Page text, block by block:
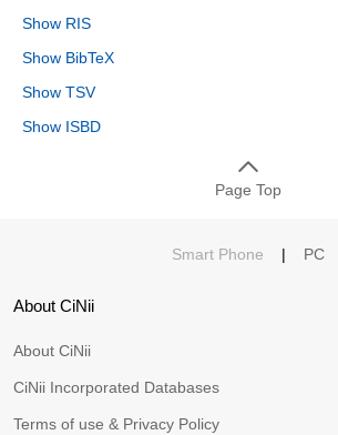
Show RIS
Show BibTeX
Show TSV
Show ISBD
Page Top
Smart Phone | PC
About CiNii
About CiNii
CiNii Incorporated Databases
Terms of use & Privacy Policy